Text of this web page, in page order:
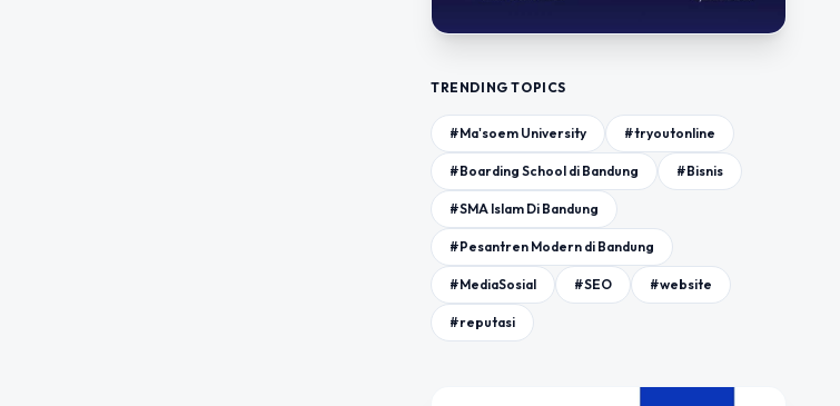
TRENDING TOPICS
#Ma'soem University #tryoutonline
#Boarding School di Bandung #Bisnis
#SMA Islam Di Bandung
#Pesantren Modern di Bandung
#MediaSosial #SEO #website
#reputasi